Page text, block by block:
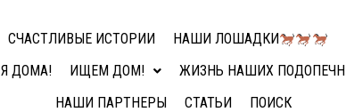
СЧАСТЛИВЫЕ ИСТОРИИ НАШИ ЛОШАДКИ
Я ДОМА! ИЩЕМ ДОМ! ЖИЗНЬ НАШИХ
НАШИ ПАРТНЕРЫ
СТАТЬИ ПОИСК